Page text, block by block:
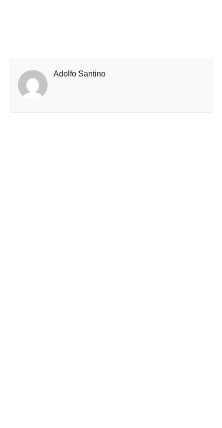
Adolfo Santino